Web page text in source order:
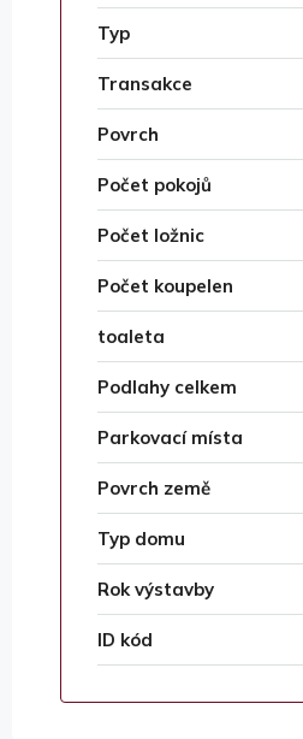
Typ
Transakce
Povrch
Počet pokojů
Počet ložnic
Počet koupelen
toaleta
Podlahy celkem
Parkovací místa
Povrch země
Typ domu
Rok výstavby
ID kód